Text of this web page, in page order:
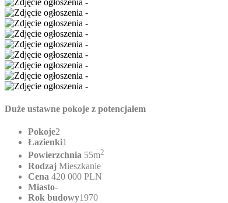
Duże ustawne pokoje z potencjałem
Pokoje2
Łazienki1
Powierzchnia 55m2
Rodzaj Mieszkanie
Cena 420 000 PLN
Miasto-
Rok budowy1970